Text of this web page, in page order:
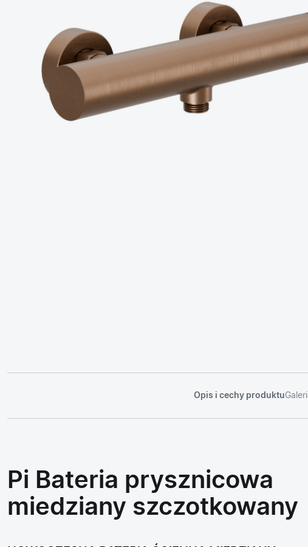
Opis i cechy produktu
Pi Bateria prysznicowa
miedziany szczotkowany